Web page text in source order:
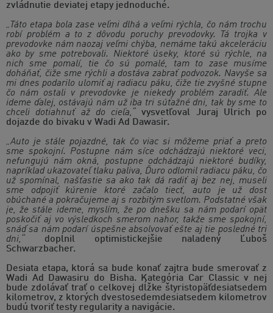
zvládnutie deviatej etapy jednoduché.
„Táto etapa bola zase veľmi dlhá a veľmi rýchla, čo nám trochu
robí problém a to z dôvodu poruchy prevodovky. Tá trojka v
prevodovke nám naozaj veľmi chýba, nemáme takú akceleráciu
ako by sme potrebovali. Niektoré úseky, ktoré sú rýchle, na
nich sme pomalí, tie čo sú pomalé, tam to zase musíme
doháňať, čiže sme rýchli a dostáva zabrať podvozok. Navyše sa
mi dnes podarilo ulomiť aj radiacu páku, čiže tie zvyšné stupne
čo nám ostali v prevodovke je niekedy problém zaradiť. Ale
ideme ďalej, ostávajú nám už iba tri súťažné dni, tak by sme to
chceli dotiahnuť až do cieľa,“ vysvetľoval Juraj Ulrich po
dojazde do bivaku v Wadi Ad Dawasir.
„Auto je stále pojazdné, tak čo viac si môžeme priať a preto
sme spokojní. Postupne nám síce odchádzajú niektoré veci,
nefungujú nám okná, postupne odchádzajú niektoré budíky,
napríklad ukazovateľ tlaku paliva, Ďuro odlomil radiacu páku, čo
už spomínal, našťastie sa ako tak dá radiť aj bez nej, museli
sme odpojiť kúrenie ktoré začalo tiecť, auto je už dosť
obúchané a pokračujeme aj s rozbitým svetlom. Podstatné však
je, že stále ideme, myslím, že po dnešku sa nám podarí opäť
poskočiť aj vo výsledkoch smerom nahor, takže sme spokojní,
snáď sa nám podarí úspešne absolvovať ešte aj tie posledné tri
dni,“ doplnil optimistickejšie naladený Ľuboš
Schwarzbacher.
Desiata etapa, ktorá sa bude konať zajtra bude smerovať z
Wadi Ad Dawasiru do Bisha. Kategória Car Classic v nej
bude zdolávať trať o celkovej dĺžke štyristopäťdesiatsedem
kilometrov, z ktorých dvestosedemdesiatsedem kilometrov
budú tvoriť testy regularity a navigácie.